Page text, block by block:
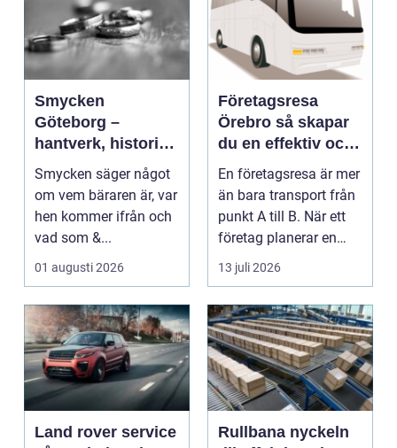
Smycken
Göteborg –
hantverk, historia
och personligt
uttryck
Smycken säger något
om vem bäraren är, var
hen kommer ifrån och
vad som &...
01 augusti 2026
Företagsresa
Örebro så skapar
du en effektiv och
minnesvärd resa
En företagsresa är mer
än bara transport från
punkt A till B. När ett
företag planerar en
resa för m...
13 juli 2026
Land rover service
Rullbana nyckeln